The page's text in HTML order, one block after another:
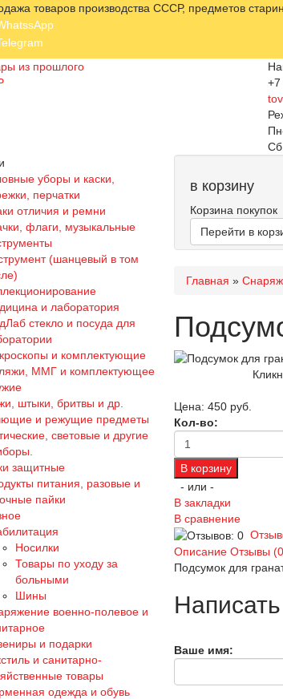
товаров производства СССР, предметов
Сб
уборы и каски,
перчатки
отличия и ремни
флаги, музыкальные
(шанцевый в том
и лаборатория
стекло и посуда для
и комплектующие
ММГ и комплектующее
штыки, бритвы и др.
и режущие предметы
световые и другие
защитные
питания, разовые и
пайки
Носилки
Товары по уходу за
больными
Шины
военно-полевое и
и подарки
и санитарно-
товары
одежда и обувь
в корзину
Корзина покупок
Перейти в
Главная »
Цена: 450 руб.
Кол-во:
- или -
В закладки
В сравнение
Описание Отзывы
Подсумок для
Ваше имя: